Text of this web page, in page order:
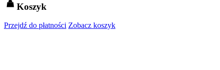
Koszyk
Przejdź do płatności Zobacz koszyk